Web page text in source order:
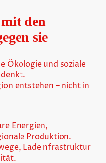
den
sie
Ökologie und soziale
entstehen – nicht in
Energien,
Produktion.
Ladeinfrastruktur